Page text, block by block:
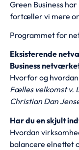
Green Business
fortæller vi mere
Programmet for
Eksisterende
Business
Hvorfor og
Fælles velkomst v.
Christian Dan
Har du en skjult
Hvordan
balancere elnettet